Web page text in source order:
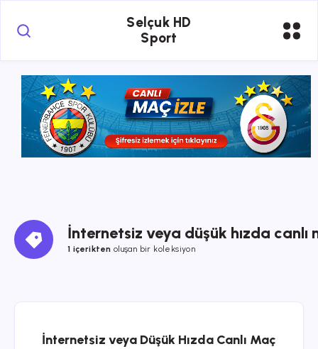
Selçuk HD
Sport
İnternetsiz veya düşük hızda canlı
1 içerikten oluşan bir koleksiyon
İnternetsiz veya Düşük Hızda Canlı Maç